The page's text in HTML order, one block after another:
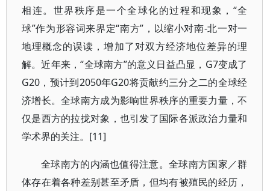
相连。世界秩序是一个全球化的过程和现象，“全
球”作为形容词来界定“南方”，以缩小对南-北一对一
地理概念的误读，增加了对双方经济地位差异的理
解。近年来，“全球南方”的意义日益凸显，G7变成了
G20，预计到2050年G20将贡献约三分之二的全球经
济增长。全球南方成为影响世界秩序的重要力量，不
仅是西方的拉拢对象，也引发了国际各派政治力量和
学术界的关注。[11]
全球南方的内涵也值得注意。全球南方国家／群
体存在着各种差别甚至矛盾，但均有被殖民的经历，